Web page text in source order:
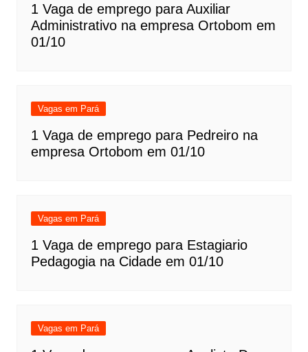
1 Vaga de emprego para Auxiliar
Administrativo na empresa Ortobom em
01/10
Vagas em Pará
1 Vaga de emprego para Pedreiro na
empresa Ortobom em 01/10
Vagas em Pará
1 Vaga de emprego para Estagiario
Pedagogia na Cidade em 01/10
Vagas em Pará